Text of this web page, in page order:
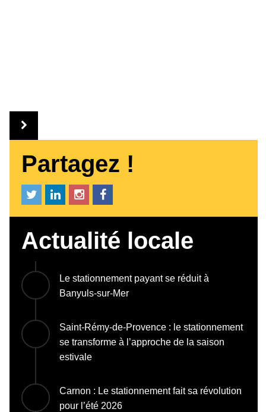
Partagez !
Actualité locale
Le stationnement payant se réduit à
Banyuls-sur-Mer
Saint-Rémy-de-Provence : le stationnement
se transforme à l’approche de la saison
estivale
Carnon : Le stationnement fait sa révolution
pour l’été 2026